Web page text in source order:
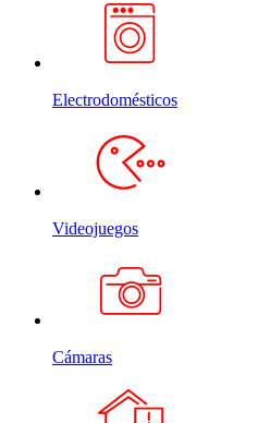
Electrodomésticos
Videojuegos
Cámaras